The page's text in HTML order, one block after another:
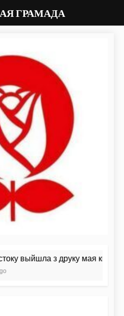
выйшла з друку мая кніга
ГРАМАДА